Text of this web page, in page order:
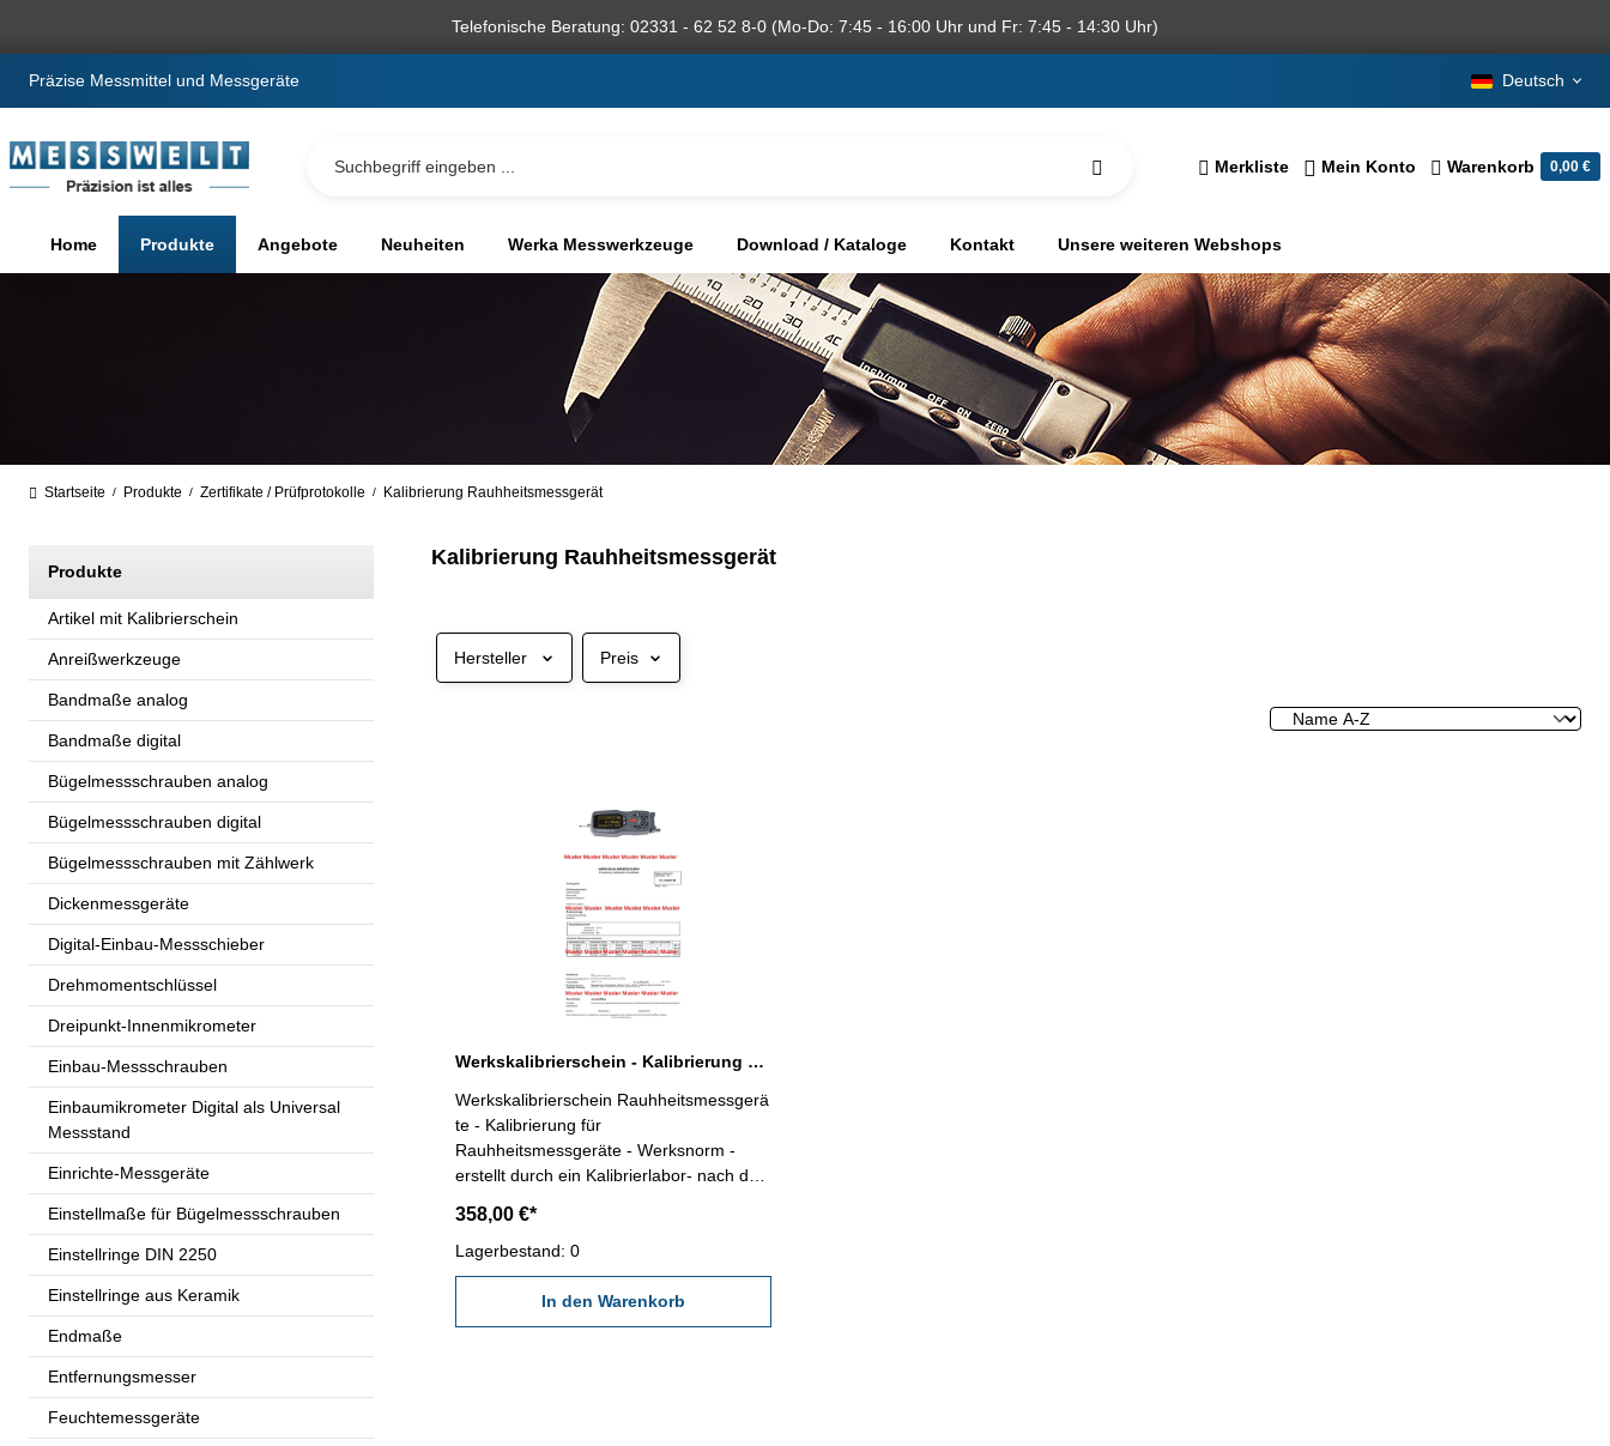
Telefonische Beratung: 02331 - 62 52 8-0 (Mo-Do: 7:45 - 16:00 Uhr und Fr: 7:45 - 14:30 Uhr)
Präzise Messmittel und Messgeräte Deutsch
Merkliste Mein Konto Warenkorb 0,00 €
Home Produkte Angebote Neuheiten Werka Messwerkzeuge Download / Kataloge Kontakt Unsere weiteren Webshops
Startseite / Produkte / Zertifikate / Prüfprotokolle / Kalibrierung Rauhheitsmessgerät
Produkte
Artikel mit Kalibrierschein
Anreißwerkzeuge
Bandmaße analog
Bandmaße digital
Bügelmessschrauben analog
Bügelmessschrauben digital
Bügelmessschrauben mit Zählwerk
Dickenmessgeräte
Digital-Einbau-Messschieber
Drehmomentschlüssel
Dreipunkt-Innenmikrometer
Einbau-Messschrauben
Einbaumikrometer Digital als Universal
Messstand
Einrichte-Messgeräte
Einstellmaße für Bügelmessschrauben
Einstellringe DIN 2250
Einstellringe aus Keramik
Endmaße
Entfernungsmesser
Feuchtemessgeräte
Kalibrierung Rauhheitsmessgerät
Hersteller Preis
Werkskalibrierschein - Kalibrierung Rauhheitsmessgeräte Werksnorm
Werkskalibrierschein Rauhheitsmessgerä
te - Kalibrierung für
Rauhheitsmessgeräte - Werksnorm -
erstellt durch ein Kalibrierlabor- nach den
2618 oder nach angegebenen
Werksnormen
358,00 €*
Lagerbestand: 0
In den Warenkorb